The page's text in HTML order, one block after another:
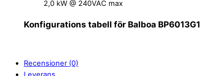
2,0 kW @ 240VAC max
Konfigurations tabell för Balboa BP6013G1
Recensioner (0)